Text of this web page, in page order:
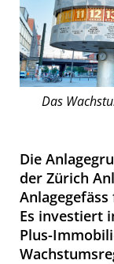
Das
Die
der Zürich
Es investiert
Plus-